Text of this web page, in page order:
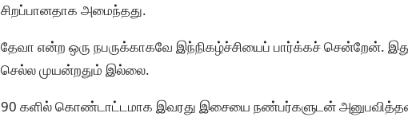
சிறப்பானதாக அமைந்தது.
தேவா என்ற ஒரு நபருக்காகவே இந்நிகழ்ச்சியைப் பார்க்கச் சென்றேன்.
செல்ல முயன்றதும் இல்லை.
90 களில் கொண்டாட்டமாக இவரது இசையை நண்பர்களுடன்